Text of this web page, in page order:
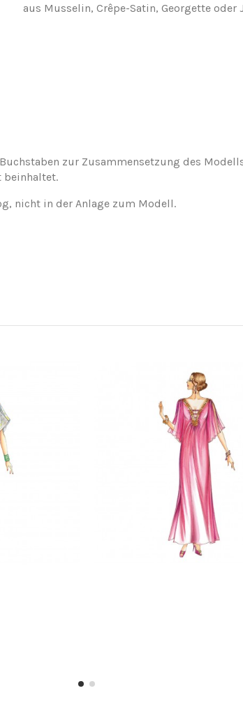
aus Musselin, Crêpe-Satin, Georgette oder
zur Zusammensetzung des
beinhaltet.
nicht in der Anlage zum Modell.